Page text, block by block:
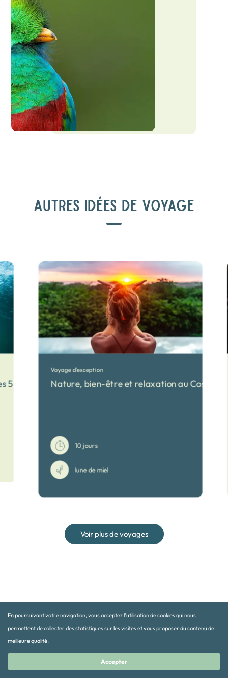
AUTRES IDÉES DE VOYAGE
sens
Voyage d'exception
Nature, bien-être et relaxation au Costa
10 jours
lune de miel
Voir plus de voyages
En poursuivant votre navigation, vous acceptez l’utilisation de cookies qui nous
permettent de collecter des statistiques sur les visites et vous proposer du contenu de
meilleure qualité.
Accepter
INSCRIVEZ VOUS A NOTRE NEWSLETTER